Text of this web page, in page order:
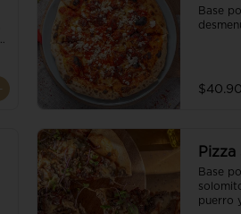
Base
Base
puerro